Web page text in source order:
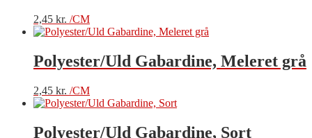
2,45 kr. /CM
Polyester/Uld Gabardine, Meleret grå
2,45 kr. /CM
Polyester/Uld Gabardine, Sort